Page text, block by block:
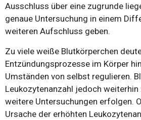
Ausschluss über eine zugrunde
genaue Untersuchung in einem
weiteren Aufschluss geben.
Zu viele weiße Blutkörperchen
Entzündungsprozesse im Körper
Umständen von selbst regulieren.
Leukozytenanzahl jedoch weiterhin
weitere Untersuchungen erfolgen.
Ursache der erhöhten